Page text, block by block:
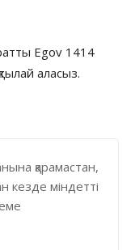
Egov 1414
аласыз.
қарамастан,
кезде міндетті